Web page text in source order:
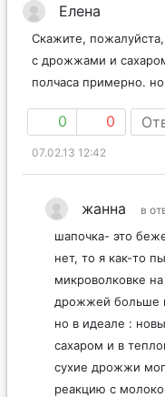
Елена
Скажите, пожалуйста,
с дрожжами и
полчаса примерно.
0 0
07.02.13 12:42
жанна в
шапочка- это
нет, то я как-то
микроволковке
дрожжей больше
но в идеале :
сахаром и в
сухие дрожжи
реакцию с